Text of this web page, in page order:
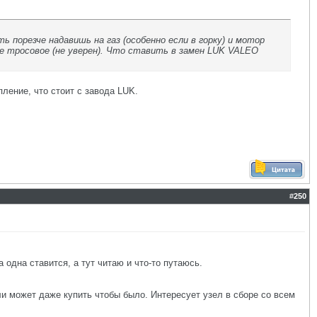
надавишь на газ (особенно если в горку) и мотор
тросовое (не уверен). Что ставить в замен LUK VALEO
что стоит с завода LUK.
#250
ставится, а тут читаю и что-то путаюсь.
может даже купить чтобы было. Интересует узел в сборе со всем